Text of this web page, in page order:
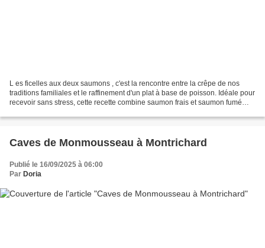
L es ficelles aux deux saumons , c'est la rencontre entre la crêpe de nos
traditions familiales et le raffinement d'un plat à base de poisson. Idéale pour
recevoir sans stress, cette recette combine saumon frais et saumon fumé
Caves de Monmousseau à Montrichard
Publié le 16/09/2025 à 06:00
Par Doria